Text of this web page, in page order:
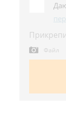
Файл